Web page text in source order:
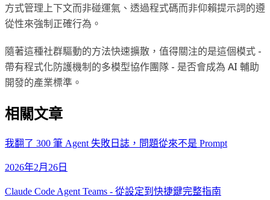
方式管理上下文而非碰運氣、透過程式碼而非仰賴提示詞的遵
從性來強制正確行為。
隨著這種社群驅動的方法快速擴散，值得關注的是這個模式 -
帶有程式化防護機制的多模型協作團隊 - 是否會成為 AI 輔助
開發的產業標準。
相關文章
我翻了 300 筆 Agent 失敗日誌，問題從來不是 Prompt
2026年2月26日
Claude Code Agent Teams - 從設定到快捷鍵完整指南